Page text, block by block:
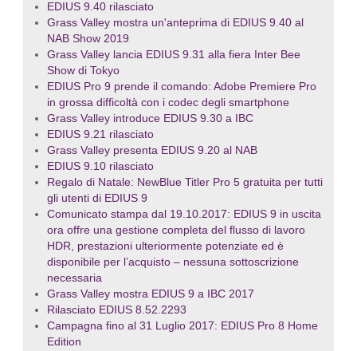
EDIUS 9.40 rilasciato
Grass Valley mostra un'anteprima di EDIUS 9.40 al
NAB Show 2019
Grass Valley lancia EDIUS 9.31 alla fiera Inter Bee
Show di Tokyo
EDIUS Pro 9 prende il comando: Adobe Premiere Pro
in grossa difficoltà con i codec degli smartphone
Grass Valley introduce EDIUS 9.30 a IBC
EDIUS 9.21 rilasciato
Grass Valley presenta EDIUS 9.20 al NAB
EDIUS 9.10 rilasciato
Regalo di Natale: NewBlue Titler Pro 5 gratuita per tutti
gli utenti di EDIUS 9
Comunicato stampa dal 19.10.2017: EDIUS 9 in uscita
ora offre una gestione completa del flusso di lavoro
HDR, prestazioni ulteriormente potenziate ed è
disponibile per l’acquisto – nessuna sottoscrizione
necessaria
Grass Valley mostra EDIUS 9 a IBC 2017
Rilasciato EDIUS 8.52.2293
Campagna fino al 31 Luglio 2017: EDIUS Pro 8 Home
Edition